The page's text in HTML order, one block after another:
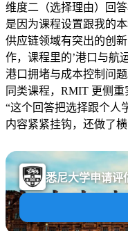
维度二（选择理由）回
是因为课程设置跟我的
供应链领域有突出的创
作，课程里的’港口与航
港口拥堵与成本控制问
同类课程，RMIT 更侧重
“这个回答把选择跟个人
内容紧紧挂钩，还做了横
悉尼大学申请评